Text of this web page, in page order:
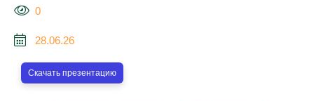
0
28.06.26
Скачать презентацию